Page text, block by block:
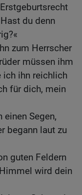
du denn
zum Herrscher
müssen ihm
ich ihn reichlich
für dich, mein
einen Segen,
begann laut zu
guten Feldern
wird dein